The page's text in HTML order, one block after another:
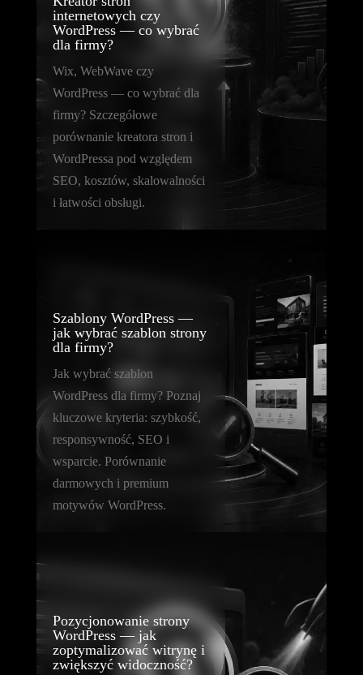
internetowych czy
WordPress — co wybrać
dla firmy?
Wix, WebWave czy
WordPress — co wybrać dla
firmy? Szczegółowe
porównanie kreatora stron i
WordPressa pod względem
SEO, kosztów, skalowalności
i łatwości obsługi.
Szablony WordPress —
jak wybrać szablon strony
dla firmy?
Jak wybrać szablon
WordPress dla firmy? Poznaj
kluczowe kryteria: szybkość,
responsywność, SEO i
wsparcie. Porównanie
darmowych i premium
motywów WordPress.
Pozycjonowanie strony
WordPress — jak
zoptymalizować witrynę i
zwiększyć widoczność?